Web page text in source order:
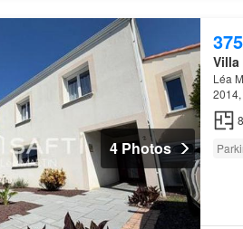
4 Photos
Villa
Léa
8